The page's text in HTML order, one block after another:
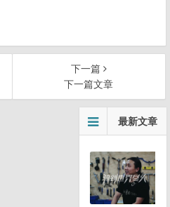
下一篇
下一篇文章
最新文章